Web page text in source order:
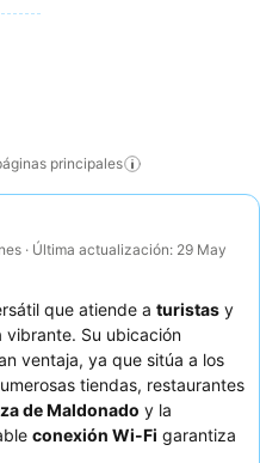
principales
· Última actualización: 29 May
que atiende a turistas y
vibrante. Su ubicación
ventaja, ya que sitúa a los
tiendas, restaurantes
de Maldonado y la
conexión Wi-Fi garantiza